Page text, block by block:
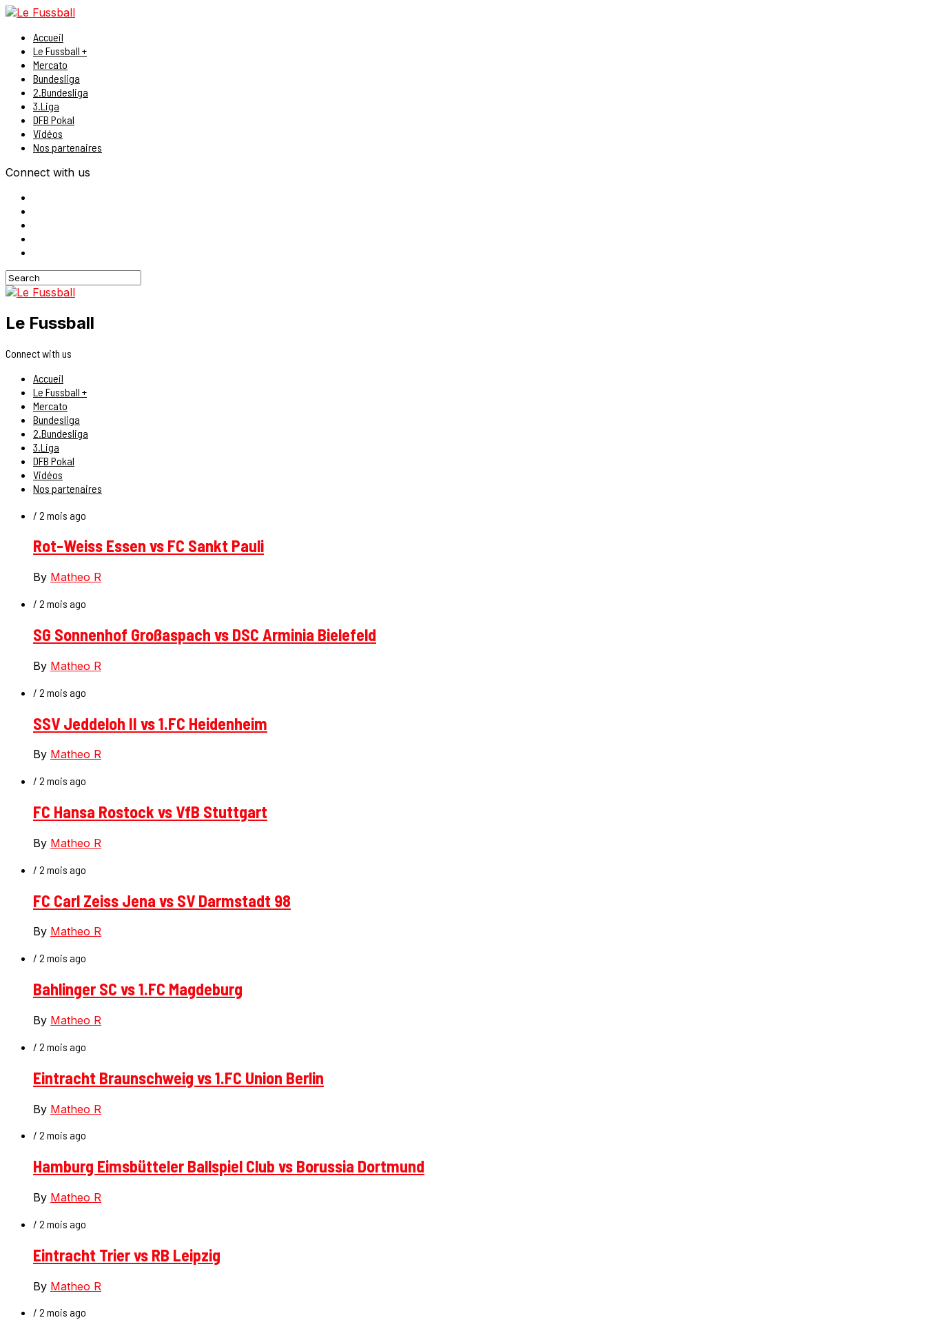
Accueil
Le Fussball +
Mercato
Bundesliga
2.Bundesliga
3.Liga
DFB Pokal
Vidéos
Nos partenaires
Connect with us
Le Fussball
Connect with us
Accueil
Le Fussball +
Mercato
Bundesliga
2.Bundesliga
3.Liga
DFB Pokal
Vidéos
Nos partenaires
/ 2 mois ago
Rot-Weiss Essen vs FC Sankt Pauli
By Matheo R
/ 2 mois ago
SG Sonnenhof Großaspach vs DSC Arminia Bielefeld
By Matheo R
/ 2 mois ago
SSV Jeddeloh II vs 1.FC Heidenheim
By Matheo R
/ 2 mois ago
FC Hansa Rostock vs VfB Stuttgart
By Matheo R
/ 2 mois ago
FC Carl Zeiss Jena vs SV Darmstadt 98
By Matheo R
/ 2 mois ago
Bahlinger SC vs 1.FC Magdeburg
By Matheo R
/ 2 mois ago
Eintracht Braunschweig vs 1.FC Union Berlin
By Matheo R
/ 2 mois ago
Hamburg Eimsbütteler Ballspiel Club vs Borussia Dortmund
By Matheo R
/ 2 mois ago
Eintracht Trier vs RB Leipzig
By Matheo R
/ 2 mois ago